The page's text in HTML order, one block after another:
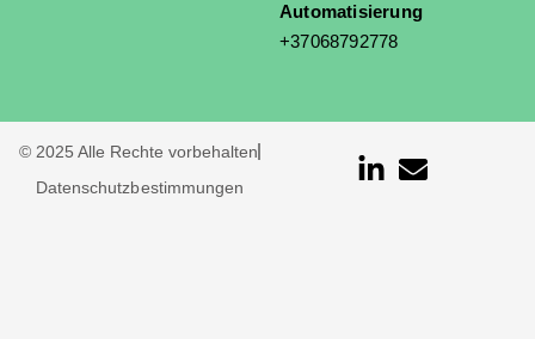
Automatisierung
+37068792778
© 2025 Alle Rechte vorbehalten
Datenschutzbestimmungen